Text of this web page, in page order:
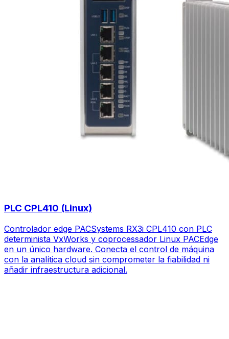
PLC CPL410 (Linux)
Controlador edge PACSystems RX3i CPL410 con PLC
determinista VxWorks y coprocessador Linux PACEdge
en un único hardware. Conecta el control de máquina
con la analítica cloud sin comprometer la fiabilidad ni
añadir infraestructura adicional.